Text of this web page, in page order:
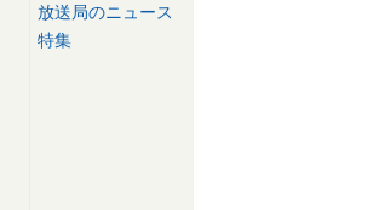
放送局のニュース
特集